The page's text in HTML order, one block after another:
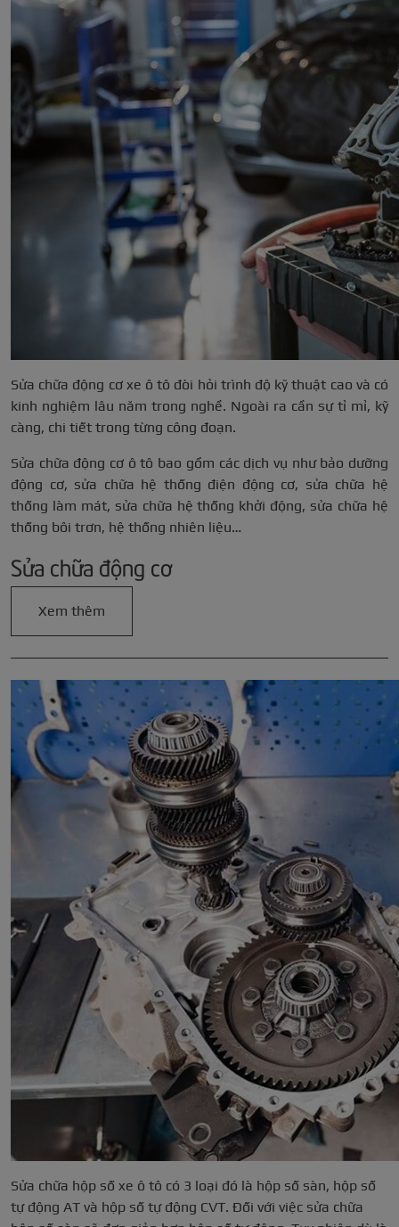
Sửa chữa động cơ xe ô tô đòi hỏi trình độ kỹ thuật cao và có
kinh nghiệm lâu năm trong nghề. Ngoài ra cần sự tỉ mỉ, kỹ
càng, chi tiết trong từng công đoạn.
Sửa chữa động cơ ô tô bao gồm các dịch vụ như bảo dưỡng
động cơ, sửa chữa hệ thống điện động cơ, sửa chữa hệ
thống làm mát, sửa chữa hệ thống khởi động, sửa chữa hệ
thống bôi trơn, hệ thống nhiên liệu…
Sửa chữa động cơ
Xem thêm
Sửa chữa hộp số xe ô tô có 3 loại đó là hộp số sàn, hộp số
tự động AT và hộp số tự động CVT. Đối với việc sửa chữa